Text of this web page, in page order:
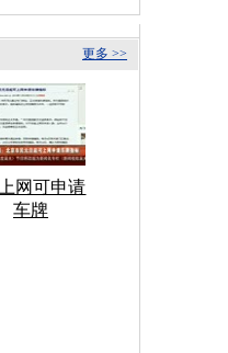
更多 >>
上网可申请
车牌